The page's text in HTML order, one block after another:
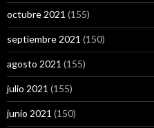
octubre 2021 (155)
septiembre 2021 (150)
agosto 2021 (155)
julio 2021 (155)
junio 2021 (150)